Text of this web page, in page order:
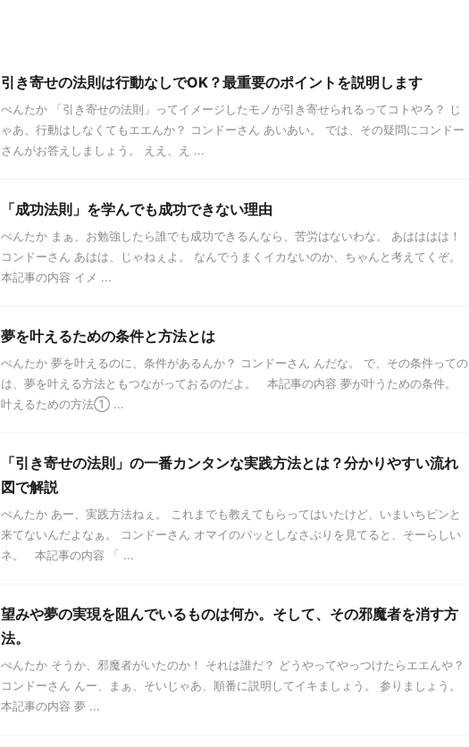
引き寄せの法則は行動なしでOK？最重要のポイントを説明します
ぺんたか 「引き寄せの法則」ってイメージしたモノが引き寄せられるってコトやろ？ じ
ゃあ、行動はしなくてもエエんか？ コンドーさん あいあい。 では、その疑問にコンドー
さんがお答えしましょう。 ええ、え ...
「成功法則」を学んでも成功できない理由
ぺんたか まぁ、お勉強したら誰でも成功できるんなら、苦労はないわな。 あはははは！
コンドーさん あはは、じゃねぇよ。 なんでうまくイカないのか、ちゃんと考えてくぞ。
本記事の内容 イメ ...
夢を叶えるための条件と方法とは
ぺんたか 夢を叶えるのに、条件があるんか？ コンドーさん んだな。 で、その条件っての
は、夢を叶える方法ともつながっておるのだよ。 本記事の内容 夢が叶うための条件。
叶えるための方法① ...
「引き寄せの法則」の一番カンタンな実践方法とは？分かりやすい流れ
図で解説
ぺんたか あー、実践方法ねぇ。 これまでも教えてもらってはいたけど、いまいちピンと
来てないんだよなぁ。 コンドーさん オマイのパッとしなさぶりを見てると、そーらしい
ネ。 本記事の内容 「 ...
望みや夢の実現を阻んでいるものは何か。そして、その邪魔者を消す方
法。
ぺんたか そうか、邪魔者がいたのか！ それは誰だ？ どうやってやっつけたらエエんや？
コンドーさん んー、まぁ、そいじゃあ、順番に説明してイキましょう。 参りましょう。
本記事の内容 夢 ...